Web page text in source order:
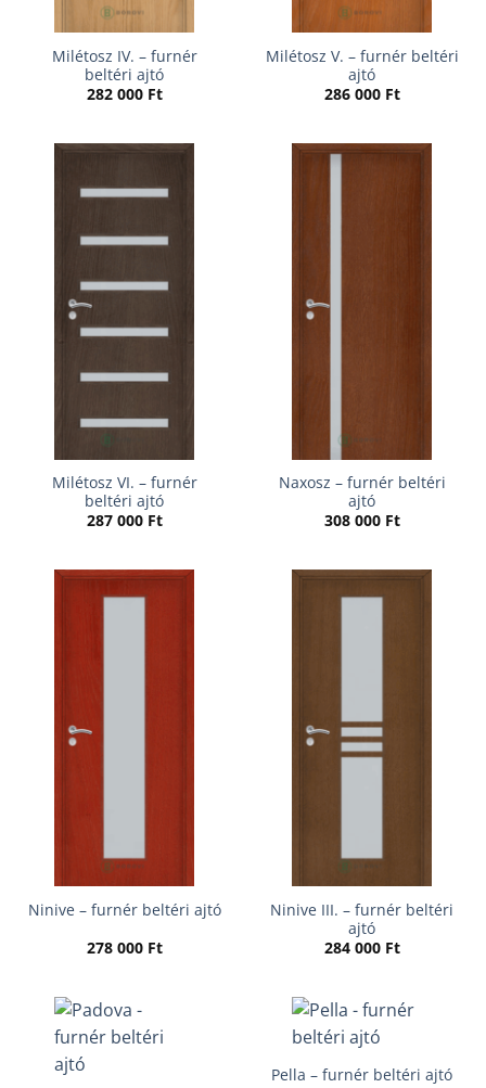
Milétosz IV. – furnér
beltéri ajtó
282 000 Ft
Milétosz V. – furnér beltéri
ajtó
286 000 Ft
Milétosz VI. – furnér
beltéri ajtó
287 000 Ft
Naxosz – furnér beltéri
ajtó
308 000 Ft
Ninive – furnér beltéri ajtó
278 000 Ft
Ninive III. – furnér beltéri
ajtó
284 000 Ft
Pella – furnér beltéri ajtó